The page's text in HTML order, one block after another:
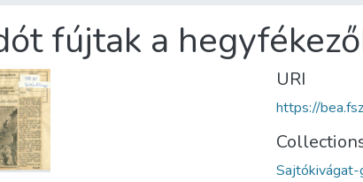
fújtak a
URI
https://